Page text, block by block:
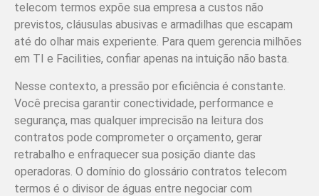
telecom termos expõe sua empresa a custos não
previstos, cláusulas abusivas e armadilhas que escapam
até do olhar mais experiente. Para quem gerencia milhões
em TI e Facilities, confiar apenas na intuição não basta.
Nesse contexto, a pressão por eficiência é constante.
Você precisa garantir conectividade, performance e
segurança, mas qualquer imprecisão na leitura dos
contratos pode comprometer o orçamento, gerar
retrabalho e enfraquecer sua posição diante das
operadoras. O domínio do glossário contratos telecom
termos é o divisor de águas entre negociar com